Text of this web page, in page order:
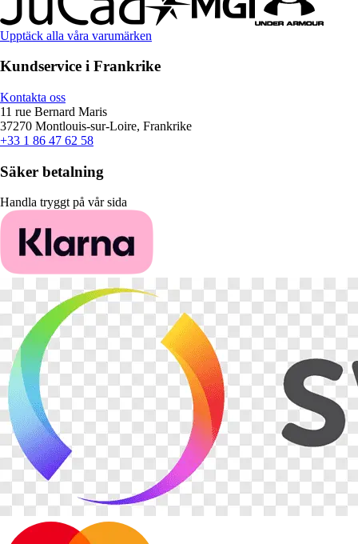
Upptäck alla våra varumärken
Kundservice i Frankrike
Kontakta oss
11 rue Bernard Maris
37270 Montlouis-sur-Loire, Frankrike
+33 1 86 47 62 58
Säker betalning
Handla tryggt på vår sida